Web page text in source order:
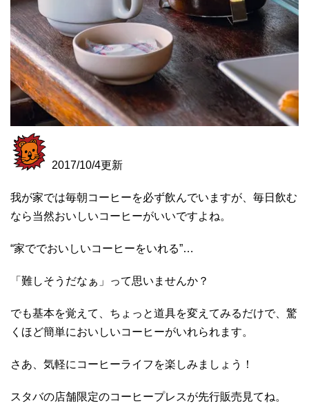
2017/10/4更新
我が家では毎朝コーヒーを必ず飲んでいますが、毎日飲む
なら当然おいしいコーヒーがいいですよね。
“家ででおいしいコーヒーをいれる”…
「難しそうだなぁ」って思いませんか？
でも基本を覚えて、ちょっと道具を変えてみるだけで、驚
くほど簡単においしいコーヒーがいれられます。
さあ、気軽にコーヒーライフを楽しみましょう！
スタバの店舗限定のコーヒープレスが先行販売見てね。